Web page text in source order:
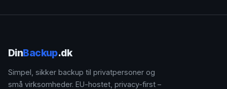
DinBackup.dk
Simpel, sikker backup til privatpersoner og
små virksomheder. EU-hostet, privacy-first –